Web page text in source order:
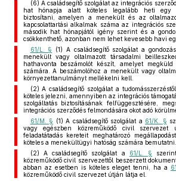
(6) A családsegítő szolgálat az integrációs
hat hónapja alatt köteles legalább heti egy
biztosítani, amelyen a menekült és az
kapcsolattartási alkalmak száma az integrációs
második hat hónapjától igény szerint és a
csökkenthető, azonban nem lehet kevesebb havi
61/L. §
(1) A családsegítő szolgálat a
menekült vagy oltalmazott társadalmi
hathavonta beszámolót készít, amelyet
számára. A beszámolóhoz a menekült vagy
környezettanulmányt mellékelni kell.
(2) A családsegítő szolgálat a
köteles jelezni, amennyiben az integrációs
szolgáltatás biztosításának felfüggesztésére,
integrációs szerződés felmondására okot adó
61/M. § (1) A családsegítő szolgálat a 61/K. §
vagy egészben közreműködő civil
feladatátadás kereteit meghatározó
köteles a menekültügyi hatóság számára bemutatni.
(2) A családsegítő szolgálat a
61/L. §
közreműködő civil szervezettől beszerzett
abban az esetben is köteles eleget tenni, ha a
közreműködő civil szervezet útján látja el.